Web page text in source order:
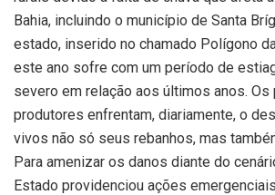
Bahia, incluindo o município de Santa
estado, inserido no chamado Polígono
este ano sofre com um período de
severo em relação aos últimos anos. Os
produtores enfrentam, diariamente, o
vivos não só seus rebanhos, mas
Para amenizar os danos diante do
Estado providenciou ações